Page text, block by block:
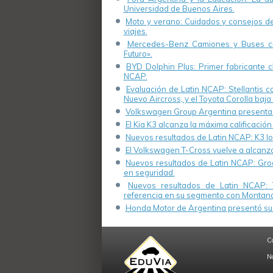
Universidad de Buenos Aires.
Moto y verano: Cuidados y consejos
viajes.
Mercedes-Benz Camiones y Buses
Futuro».
BYD Dolphin Plus: Primer fabricante
NCAP.
Evaluación de Latin NCAP: Stellantis
Nuevo Aircross, y el Toyota Corolla
Volkswagen Group Argentina
El Kia K3 alcanza la máxima
Nuevos resultados de Latin NCAP: K3
El Volkswagen T-Cross vuelve a
Nuevos resultados de Latin NCAP:
en seguridad.
Nuevos resultados de Latin
referencia en su segmento con
Honda Motor de Argentina presentó